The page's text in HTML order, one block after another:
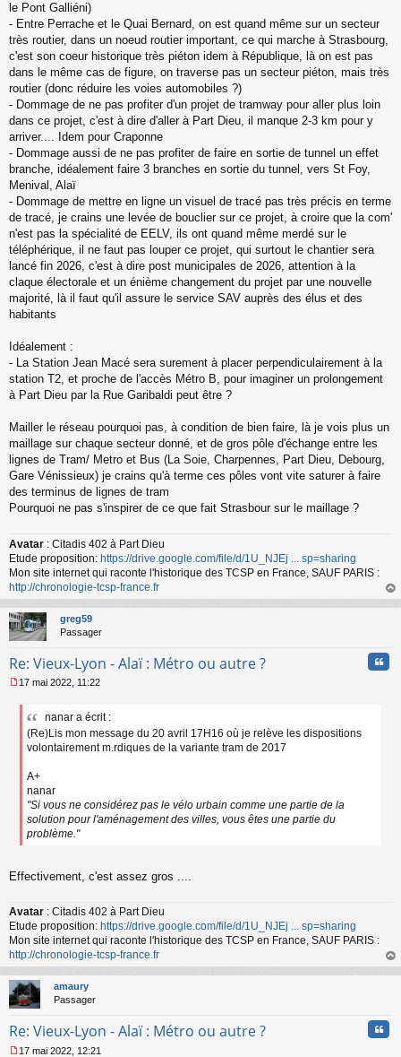
le Pont Galliéni)
- Entre Perrache et le Quai Bernard, on est quand même sur un secteur
très routier, dans un noeud routier important, ce qui marche à Strasbourg,
c'est son coeur historique très piéton idem à République, là on est pas
dans le même cas de figure, on traverse pas un secteur piéton, mais très
routier (donc réduire les voies automobiles ?)
- Dommage de ne pas profiter d'un projet de tramway pour aller plus loin
dans ce projet, c'est à dire d'aller à Part Dieu, il manque 2-3 km pour y
arriver.... Idem pour Craponne
- Dommage aussi de ne pas profiter de faire en sortie de tunnel un effet
branche, idéalement faire 3 branches en sortie du tunnel, vers St Foy,
Menival, Alaï
- Dommage de mettre en ligne un visuel de tracé pas très précis en terme
de tracé, je crains une levée de bouclier sur ce projet, à croire que la com'
n'est pas la spécialité de EELV, ils ont quand même merdé sur le
téléphérique, il ne faut pas louper ce projet, qui surtout le chantier sera
lancé fin 2026, c'est à dire post municipales de 2026, attention à la
claque électorale et un énième changement du projet par une nouvelle
majorité, là il faut qu'il assure le service SAV auprès des élus et des
habitants
Idéalement :
- La Station Jean Macé sera surement à placer perpendiculairement à la
station T2, et proche de l'accès Métro B, pour imaginer un prolongement
à Part Dieu par la Rue Garibaldi peut être ?
Mailler le réseau pourquoi pas, à condition de bien faire, là je vois plus un
maillage sur chaque secteur donné, et de gros pôle d'échange entre les
lignes de Tram/ Metro et Bus (La Soie, Charpennes, Part Dieu, Debourg,
Gare Vénissieux) je crains qu'à terme ces pôles vont vite saturer à faire
des terminus de lignes de tram
Pourquoi ne pas s'inspirer de ce que fait Strasbour sur le maillage ?
Avatar : Citadis 402 à Part Dieu
Etude proposition: https://drive.google.com/file/d/1U_NJEj ... sp=sharing
Mon site internet qui raconte l'historique des TCSP en France, SAUF PARIS :
http://chronologie-tcsp-france.fr
au
greg59
Passager
Re: Vieux-Lyon - Alaï : Métro ou autre ?
e
17 mai 2022, 11:22
nanar a écrit :
(Re)Lis mon message du 20 avril 17H16 où je relève les dispositions
volontairement m.rdiques de la variante tram de 2017
A+
nanar
"Si vous ne considérez pas le vélo urbain comme une partie de la
solution pour l'aménagement des villes, vous êtes une partie du
problème."
Effectivement, c'est assez gros ....
Avatar : Citadis 402 à Part Dieu
Etude proposition: https://drive.google.com/file/d/1U_NJEj ... sp=sharing
Mon site internet qui raconte l'historique des TCSP en France, SAUF PARIS :
http://chronologie-tcsp-france.fr
au
amaury
Passager
Re: Vieux-Lyon - Alaï : Métro ou autre ?
17 mai 2022, 12:21